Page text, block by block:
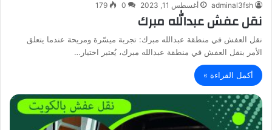
adminal3fsh أغسطس 11, 2023 0
179
نقل عفش عبدالله مبرك
نقل العفش في منطقة عبدالله مبرك: تجربة ميسّرة ومريحة عندما يتعلق
الأمر بنقل العفش في منطقة عبدالله مبرك، يُعتبر اختيار…
أكمل القراءة »